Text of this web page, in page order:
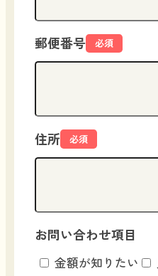
郵便番号 必須
住所 必須
お問い合わせ項目
金額が知りたい